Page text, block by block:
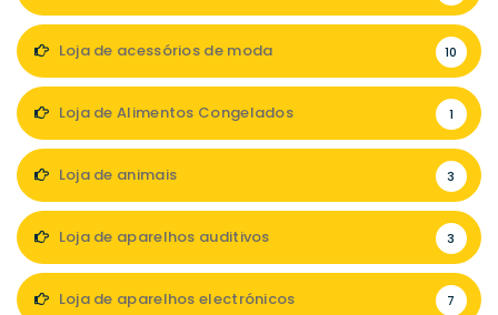
Loja de acessórios de moda 10
Loja de Alimentos Congelados 1
Loja de animais 3
Loja de aparelhos auditivos 3
Loja de aparelhos electrónicos 7